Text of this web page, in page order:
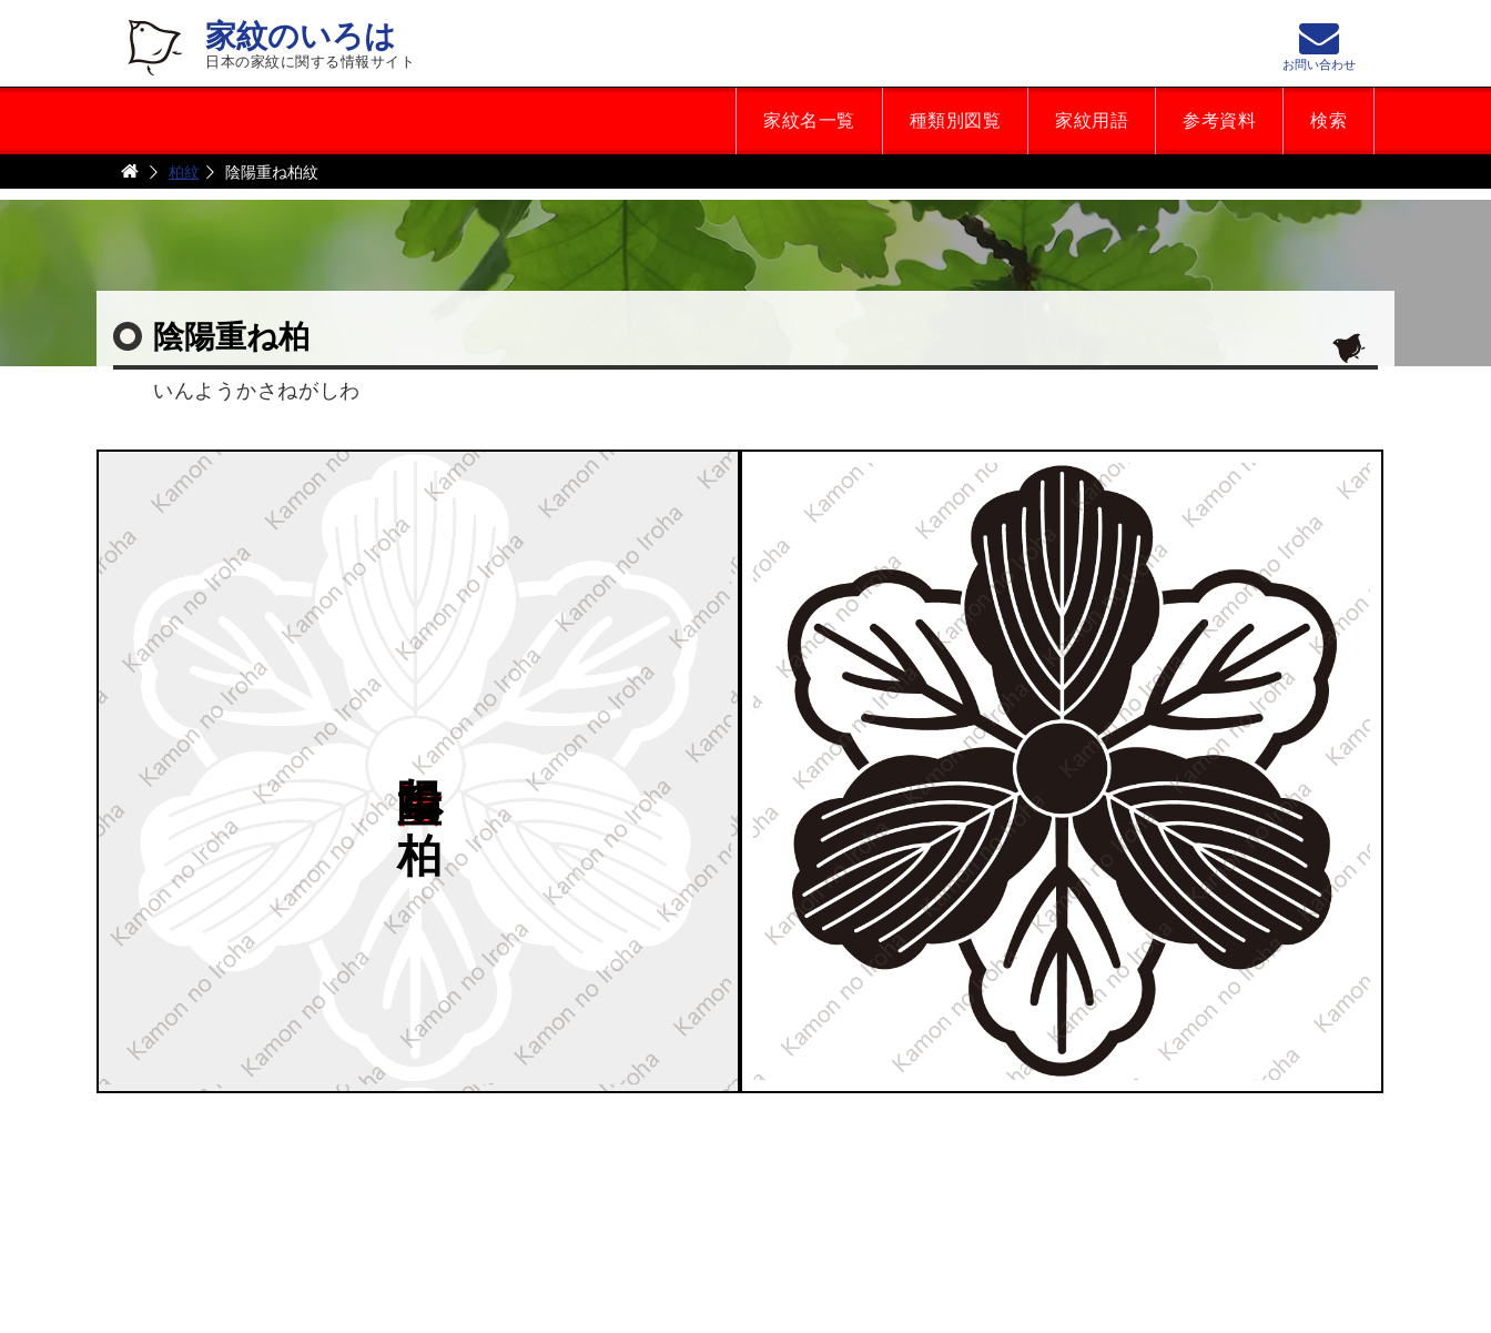
家紋のいろは
日本の家紋に関する情報サイト
家紋名一覧 種類別図覧 家紋用語 参考資料 検索
お問い合わせ
柏紋 陰陽重ね柏紋
陰陽重ね柏
いんようかさねがしわ
柏